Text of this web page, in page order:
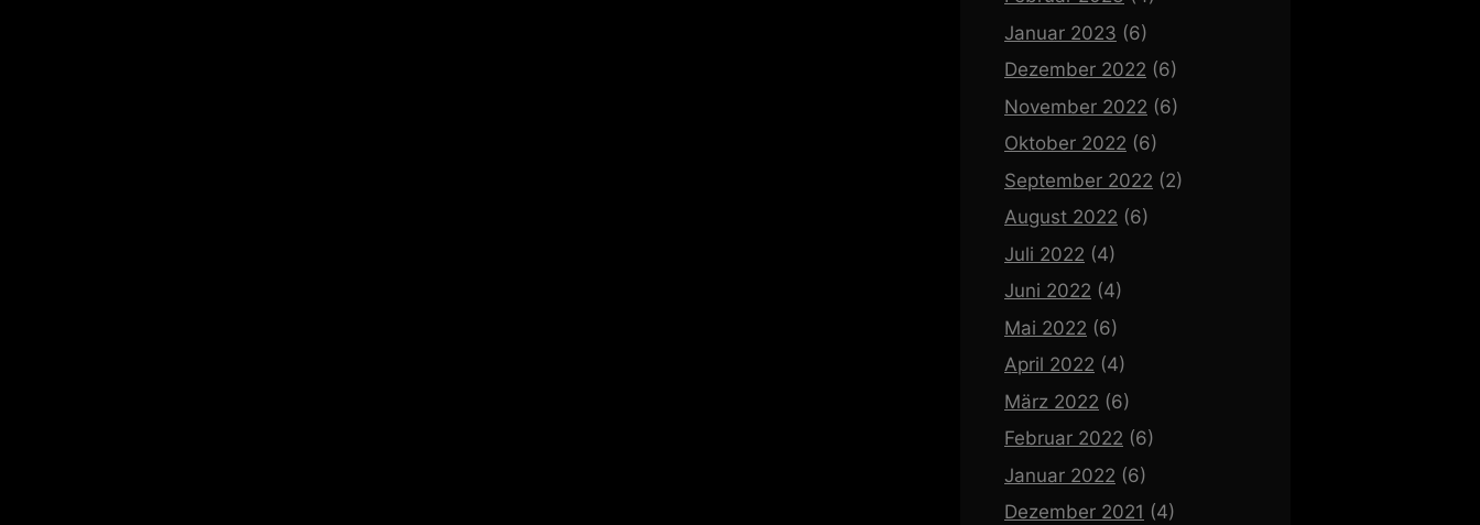
Januar 2023 (6)
Dezember 2022 (6)
November 2022 (6)
Oktober 2022 (6)
September 2022 (2)
August 2022 (6)
Juli 2022 (4)
Juni 2022 (4)
Mai 2022 (6)
April 2022 (4)
März 2022 (6)
Februar 2022 (6)
Januar 2022 (6)
Dezember 2021 (4)